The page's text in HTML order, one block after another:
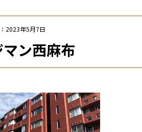
2023年5月7日
マン西麻布